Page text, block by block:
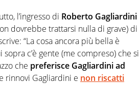
l’ingresso di Roberto Gagliardini
dovrebbe trattarsi nulla di grave) di
“La cosa ancora più bella è
sopra c’è gente (me compreso) che si
che preferisce Gagliardini ad
rinnovi Gagliardini e non riscatti